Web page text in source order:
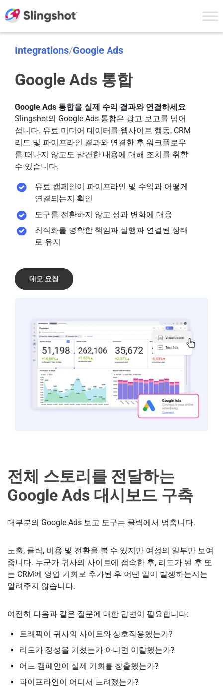
Integrations/Google Ads
Google Ads 통합
Google Ads 통합을 실제 수익 결과와 연결하세요
Slingshot의 Google Ads 통합은 광고 보고를 넘어
섭니다. 유료 미디어 데이터를 웹사이트 행동, CRM
리드 및 파이프라인 결과와 연결한 후 워크플로우
를 떠나지 않고도 발견한 내용에 대해 조치를 취할
수 있습니다.
유료 캠페인이 파이프라인 및 수익과 어떻게
연결되는지 확인
도구를 전환하지 않고 성과 변화에 대응
최적화를 명확한 책임과 실행과 연결된 상태
로 유지
데모 요청
전체 스토리를 전달하는
Google Ads 대시보드 구축
대부분의 Google Ads 보고 도구는 클릭에서 멈춥니다.
노출, 클릭, 비용 및 전환을 볼 수 있지만 여정의 일부만 보여
줍니다. 누군가 귀사의 사이트에 접속한 후, 리드가 된 후 또
는 CRM에 영업 기회로 추가된 후 어떤 일이 발생하는지는
알려주지 않습니다.
여전히 다음과 같은 질문에 대한 답변이 필요합니다:
트래픽이 귀사의 사이트와 상호작용했는가?
리드가 정성을 거쳤는가 아니면 이탈했는가?
어느 캠페인이 실제 기회를 창출했는가?
파이프라인이 어디서 느려졌는가?